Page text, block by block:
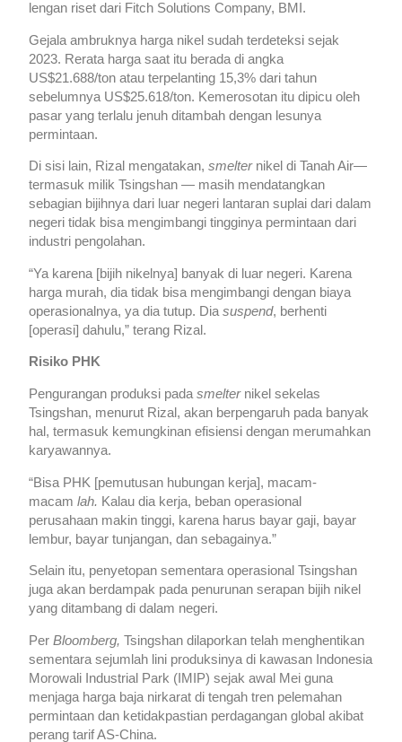
lengan riset dari Fitch Solutions Company, BMI.
Gejala ambruknya harga nikel sudah terdeteksi sejak
2023. Rerata harga saat itu berada di angka
US$21.688/ton atau terpelanting 15,3% dari tahun
sebelumnya US$25.618/ton. Kemerosotan itu dipicu oleh
pasar yang terlalu jenuh ditambah dengan lesunya
permintaan.
Di sisi lain, Rizal mengatakan,smelternikel di Tanah Air—
termasuk milik Tsingshan — masih mendatangkan
sebagian bijihnya dari luar negeri lantaran suplai dari dalam
negeri tidak bisa mengimbangi tingginya permintaan dari
industri pengolahan.
“Ya karena [bijih nikelnya] banyak di luar negeri. Karena
harga murah, dia tidak bisa mengimbangi dengan biaya
operasionalnya, ya dia tutup. Diasuspend, berhenti
[operasi] dahulu,” terang Rizal.
Risiko PHK
Pengurangan produksi padasmelternikel sekelas
Tsingshan, menurut Rizal, akan berpengaruh pada banyak
hal, termasuk kemungkinan efisiensi dengan merumahkan
karyawannya.
“Bisa PHK [pemutusan hubungan kerja], macam-
macamlah. Kalau dia kerja, beban operasional
perusahaan makin tinggi, karena harus bayar gaji, bayar
lembur, bayar tunjangan, dan sebagainya.”
Selain itu, penyetopan sementara operasional Tsingshan
juga akan berdampak pada penurunan serapan bijih nikel
yang ditambang di dalam negeri.
Per Bloomberg, Tsingshan dilaporkan telah menghentikan
sementara sejumlah lini produksinya di kawasan Indonesia
Morowali Industrial Park (IMIP) sejak awal Mei guna
menjaga harga baja nirkarat di tengah tren pelemahan
permintaan dan ketidakpastian perdagangan global akibat
perang tarif AS-China.